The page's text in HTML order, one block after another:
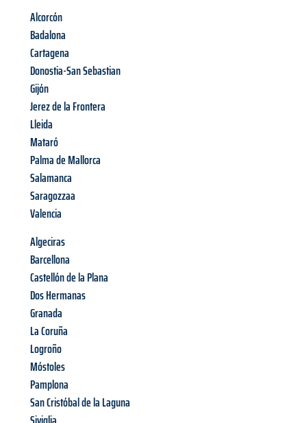
Alcorcón
Badalona
Cartagena
Donostia-San Sebastian
Gijón
Jerez de la Frontera
Lleida
Mataró
Palma de Mallorca
Salamanca
Saragozzaa
Valencia
Algeciras
Barcellona
Castellón de la Plana
Dos Hermanas
Granada
La Coruña
Logroño
Móstoles
Pamplona
San Cristóbal de la Laguna